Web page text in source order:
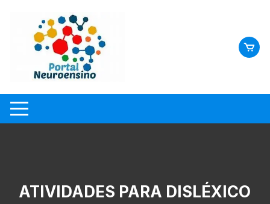
ATIVIDADES PARA DISLÉXICO